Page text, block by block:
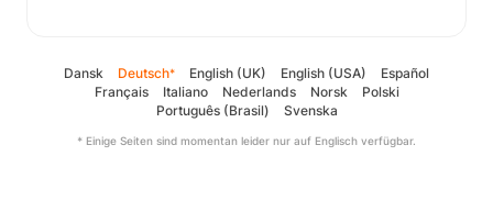
Dansk Deutsch* English (UK) English (USA)
Español
Français
Italiano Nederlands Norsk
Polski
Português (Brasil)
Svenska
* Einige Seiten sind momentan leider nur auf Englisch verfügbar.